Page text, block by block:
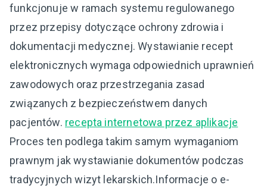
funkcjonuje w ramach systemu regulowanego
przez przepisy dotyczące ochrony zdrowia i
dokumentacji medycznej. Wystawianie recept
elektronicznych wymaga odpowiednich uprawnień
zawodowych oraz przestrzegania zasad
związanych z bezpieczeństwem danych
pacjentów. recepta internetowa przez aplikacje
Proces ten podlega takim samym wymaganiom
prawnym jak wystawianie dokumentów podczas
tradycyjnych wizyt lekarskich.Informacje o e-